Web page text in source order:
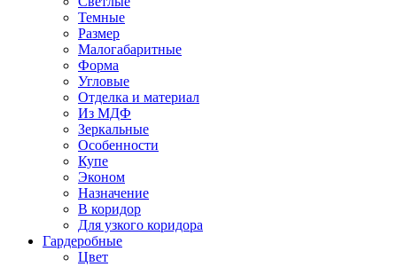
Темные
Размер
Малогабаритные
Форма
Угловые
Отделка и материал
Из МДФ
Зеркальные
Особенности
Купе
Эконом
Назначение
В коридор
Для узкого коридора
Гардеробные
Цвет